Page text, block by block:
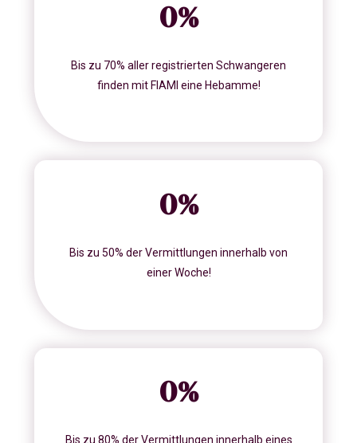
0%
Bis zu 70% aller registrierten Schwangeren
finden mit FIAMI eine Hebamme!
0%
Bis zu 50% der Vermittlungen innerhalb von
einer Woche!
0%
Bis zu 80% der Vermittlungen innerhalb eines